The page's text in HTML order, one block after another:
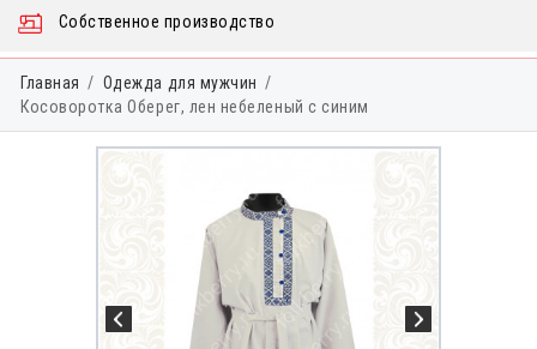
Собственное производство
Главная
Одежда для мужчин
Косоворотка Оберег, лен небеленый с синим